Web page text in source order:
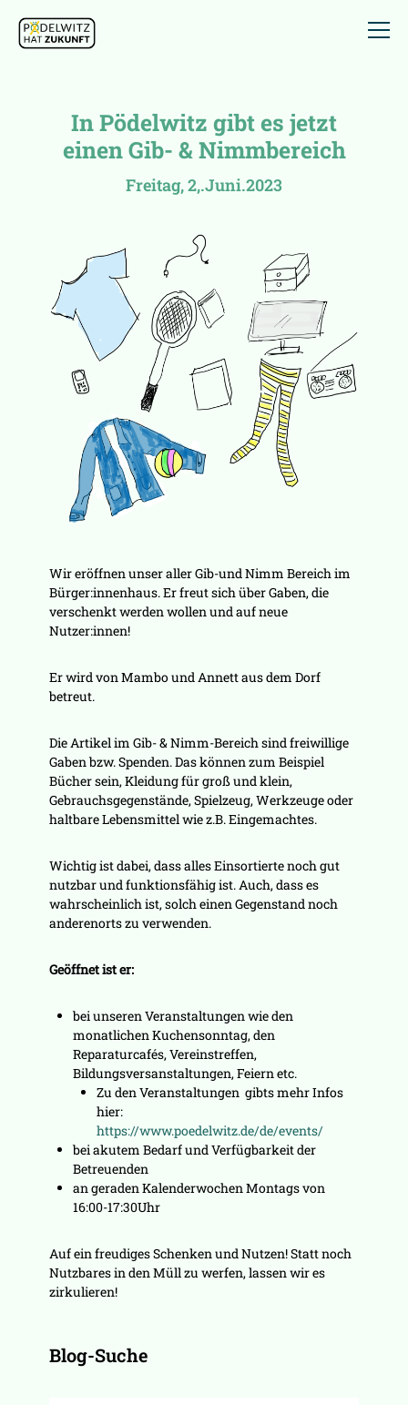
In Pödelwitz gibt es jetzt
einen Gib- & Nimmbereich
Freitag, 2,.Juni.2023
Wir eröffnen unser aller Gib-und Nimm Bereich im
Bürger:innenhaus. Er freut sich über Gaben, die
verschenkt werden wollen und auf neue
Nutzer:innen!
Er wird von Mambo und Annett aus dem Dorf
betreut.
Die Artikel im Gib- & Nimm-Bereich sind freiwillige
Gaben bzw. Spenden. Das können zum Beispiel
Bücher sein, Kleidung für groß und klein,
Gebrauchsgegenstände, Spielzeug, Werkzeuge oder
haltbare Lebensmittel wie z.B. Eingemachtes.
Wichtig ist dabei, dass alles Einsortierte noch gut
nutzbar und funktionsfähig ist. Auch, dass es
wahrscheinlich ist, solch einen Gegenstand noch
anderenorts zu verwenden.
Geöffnet ist er:
bei unseren Veranstaltungen wie den
monatlichen Kuchensonntag, den
Reparaturcafés, Vereinstreffen,
Bildungsversanstaltungen, Feiern etc.
Zu den Veranstaltungen gibts mehr Infos
hier:
https://www.poedelwitz.de/de/events/
bei akutem Bedarf und Verfügbarkeit der
Betreuenden
an geraden Kalenderwochen Montags von
16:00-17:30Uhr
Auf ein freudiges Schenken und Nutzen! Statt noch
Nutzbares in den Müll zu werfen, lassen wir es
zirkulieren!
Blog-Suche